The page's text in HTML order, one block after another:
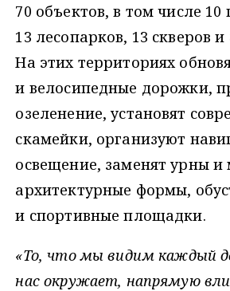
70 объектов, в том числе 10
13 лесопарков, 13 скверов
На этих территориях
и велосипедные дорожки,
озеленение, установят
скамейки, организуют
освещение, заменят урны и
архитектурные формы,
и спортивные площадки.
«То, что мы видим каждый
нас окружает, напрямую